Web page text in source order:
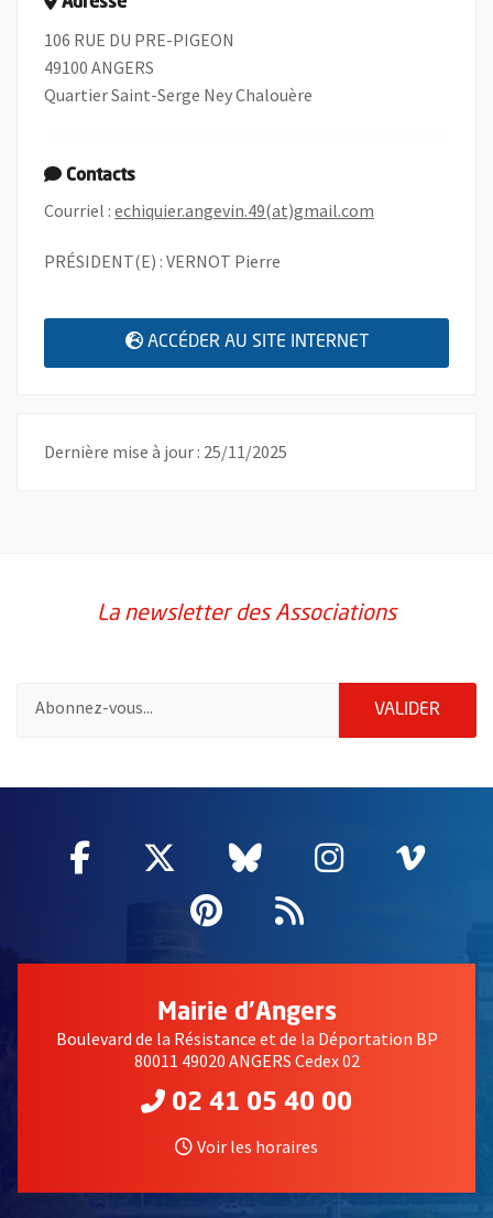
106 RUE DU PRE-PIGEON
49100 ANGERS
Quartier Saint-Serge Ney Chalouère
Contacts
Courriel : echiquier.angevin.49(at)gmail.com
PRÉSIDENT(E) : VERNOT Pierre
ACCÉDER AU SITE INTERNET , OUVRE UNE
Dernière mise à jour : 25/11/2025
La newsletter des Associations
VALIDER
Facebook
, Ouvre une nouvelle fenêtre
Twitter
, Ouvre une nouvelle
Bluesky
, Ouvre une
Instagram
, Ouvre
,
Pinterest
, Ouvre une
Flux RSS
Mairie d'Angers
Boulevard de la Résistance et de la Déportation BP
80011 49020 ANGERS Cedex 02
02 41 05 40 00
Voir les horaires